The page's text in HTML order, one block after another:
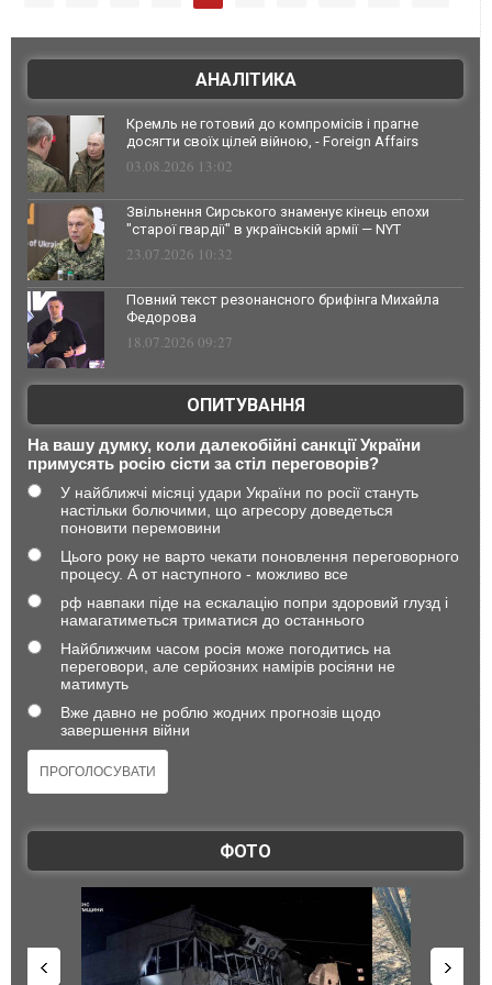
АНАЛІТИКА
Кремль не готовий до компромісів і прагне
досягти своїх цілей війною, - Foreign Affairs
03.08.2026 13:02
Звільнення Сирського знаменує кінець епохи
"старої гвардії" в українській армії — NYT
23.07.2026 10:32
Повний текст резонансного брифінга Михайла
Федорова
18.07.2026 09:27
ОПИТУВАННЯ
На вашу думку, коли далекобійні санкції України
примусять росію сісти за стіл переговорів?
У найближчі місяці удари України по росії стануть
настільки болючими, що агресору доведеться
поновити перемовини
Цього року не варто чекати поновлення переговорного
процесу. А от наступного - можливо все
рф навпаки піде на ескалацію попри здоровий глузд і
намагатиметься триматися до останнього
Найближчим часом росія може погодитись на
переговори, але серйозних намірів росіяни не
матимуть
Вже давно не роблю жодних прогнозів щодо
завершення війни
ФОТО